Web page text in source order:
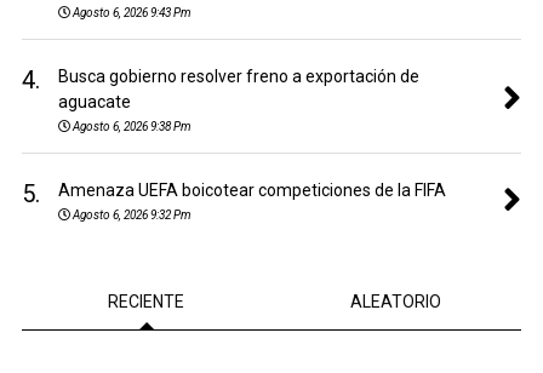
Agosto 6, 2026 9:43 Pm
4.
Busca gobierno resolver freno a exportación de
aguacate
Agosto 6, 2026 9:38 Pm
5. Amenaza UEFA boicotear competiciones de la FIFA
Agosto 6, 2026 9:32 Pm
RECIENTE ALEATORIO